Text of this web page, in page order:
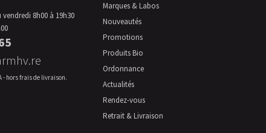
8h00 à 19h30
- hors frais de livraison.
Marques & Labos
Nouveautés
Promotions
Produits Bio
Ordonnance
Actualités
Rendez-vous
Retrait & Livraison